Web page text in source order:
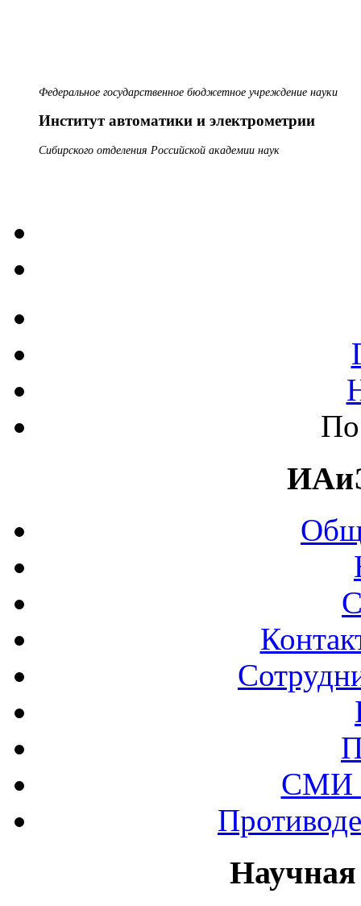
Федеральное государственное бюджетное учреждение науки
Институт автоматики и электрометрии
Сибирского отделения Российской академии наук
СМИ
Научная